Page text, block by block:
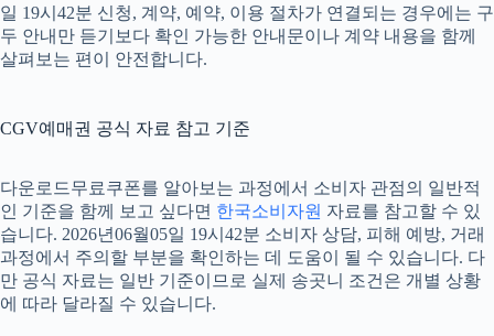
일 19시42분 신청, 계약, 예약, 이용 절차가 연결되는 경우에는 구
두 안내만 듣기보다 확인 가능한 안내문이나 계약 내용을 함께
살펴보는 편이 안전합니다.
CGV예매권 공식 자료 참고 기준
다운로드무료쿠폰를 알아보는 과정에서 소비자 관점의 일반적
인 기준을 함께 보고 싶다면 한국소비자원 자료를 참고할 수 있
습니다. 2026년06월05일 19시42분 소비자 상담, 피해 예방, 거래
과정에서 주의할 부분을 확인하는 데 도움이 될 수 있습니다. 다
만 공식 자료는 일반 기준이므로 실제 송곳니 조건은 개별 상황
에 따라 달라질 수 있습니다.